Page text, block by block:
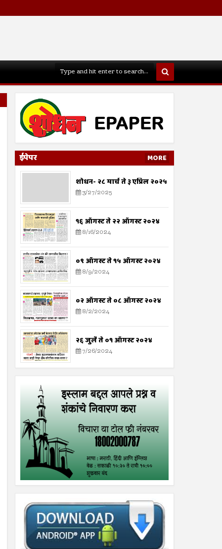
ईपेपर MORE
शोधन- २८ मार्च ते ३ एप्रिल २०२५
3/27/2025
१६ ऑगस्ट ते २२ ऑगस्ट २०२४
8/16/2024
०९ ऑगस्ट ते १५ ऑगस्ट २०२४
8/9/2024
०२ ऑगस्ट ते ०८ ऑगस्ट २०२४
8/2/2024
२६ जुलै ते ०१ ऑगस्ट २०२४
7/26/2024